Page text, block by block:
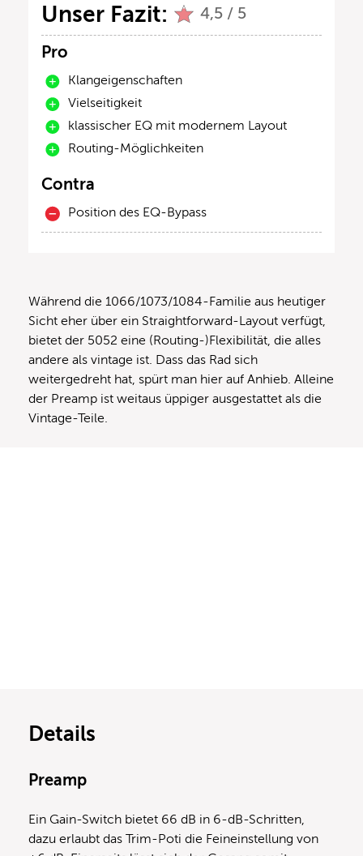
Unser Fazit: 4,5 / 5
Pro
Klangeigenschaften
Vielseitigkeit
klassischer EQ mit modernem Layout
Routing-Möglichkeiten
Contra
Position des EQ-Bypass
Während die 1066/1073/1084-Familie aus heutiger
Sicht eher über ein Straightforward-Layout verfügt,
bietet der 5052 eine (Routing-)Flexibilität, die alles
andere als vintage ist. Dass das Rad sich
weitergedreht hat, spürt man hier auf Anhieb. Alleine
der Preamp ist weitaus üppiger ausgestattet als die
Vintage-Teile.
Details
Preamp
Ein Gain-Switch bietet 66 dB in 6-dB-Schritten,
dazu erlaubt das Trim-Poti die Feineinstellung von